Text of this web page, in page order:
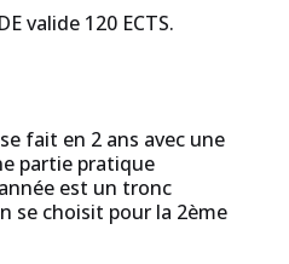
valide 120 ECTS.
fait en 2 ans avec une
partie pratique
est un tronc
se choisit pour la 2ème